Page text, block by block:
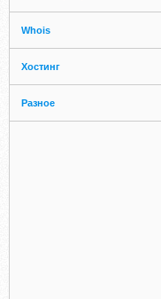
Whois
Хостинг
Разное